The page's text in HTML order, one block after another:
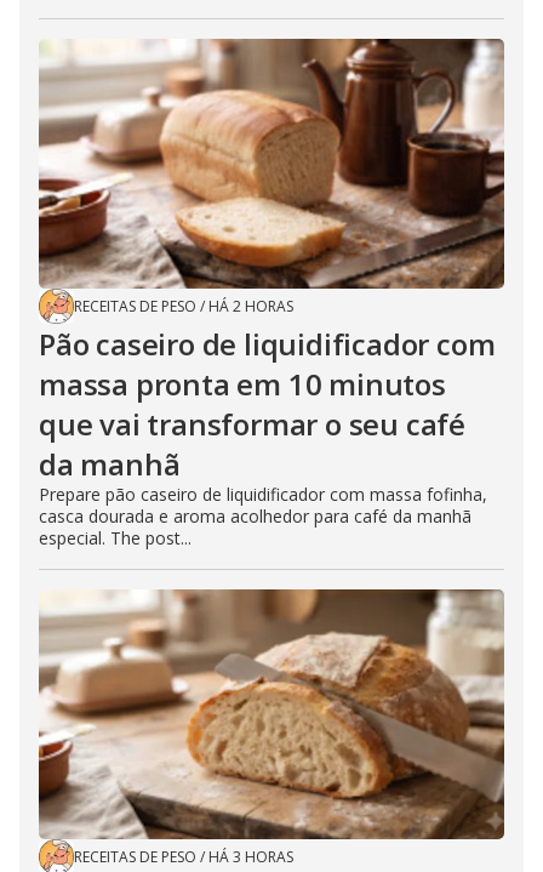
RECEITAS DE PESO / HÁ 2 HORAS
Pão caseiro de liquidificador com
massa pronta em 10 minutos
que vai transformar o seu café
da manhã
Prepare pão caseiro de liquidificador com massa fofinha,
casca dourada e aroma acolhedor para café da manhã
especial. The post...
RECEITAS DE PESO / HÁ 3 HORAS